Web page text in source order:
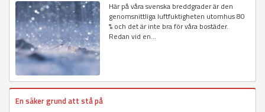
Här på våra svenska breddgrader är den
genomsnittliga luftfuktigheten utomhus 80
% och det är inte bra för våra bostäder.
Redan vid en...
En säker grund att stå på